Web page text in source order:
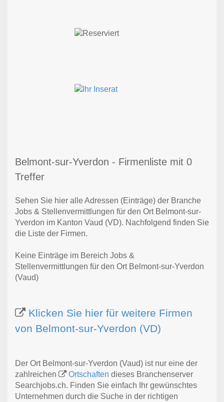
Belmont-sur-Yverdon - Firmenliste mit 0
Treffer
Sehen Sie hier alle Adressen (Einträge) der Branche
Jobs & Stellenvermittlungen für den Ort Belmont-sur-
Yverdon im Kanton Vaud (VD). Nachfolgend finden Sie
die Liste der Firmen.
Keine Einträge im Bereich Jobs &
Stellenvermittlungen für den Ort Belmont-sur-Yverdon
(Vaud)
Klicken Sie hier für weitere Firmen
von Belmont-sur-Yverdon (VD)
Der Ort Belmont-sur-Yverdon (Vaud) ist nur eine der
zahlreichen
Ortschaften dieses Branchenserver
Searchjobs.ch. Finden Sie einfach Ihr gewünschtes
Unternehmen durch die Suche in der richtigen